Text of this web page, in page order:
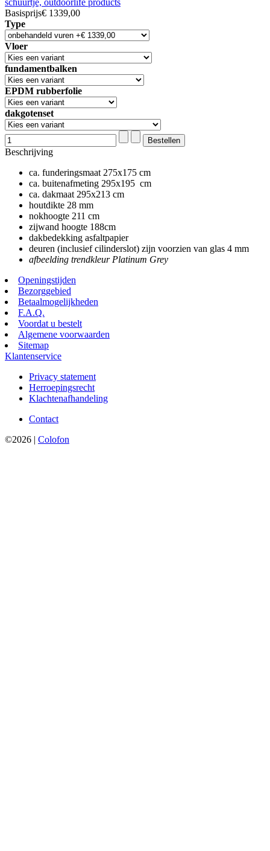
Basisprijs€ 1339,00
Type
Vloer
fundamentbalken
EPDM rubberfolie
dakgotenset
Beschrijving
ca. funderingsmaat 275x175 cm
ca. buitenafmeting 295x195 cm
ca. dakmaat 295x213 cm
houtdikte 28 mm
nokhoogte 211 cm
zijwand hoogte 188cm
dakbedekking asfaltpapier
deuren (inclusief cilinderslot) zijn voorzien van glas 4 mm
afbeelding trendkleur Platinum Grey
Openingstijden
Bezorggebied
Betaalmogelijkheden
F.A.Q.
Voordat u bestelt
Algemene voorwaarden
Sitemap
Klantenservice
Privacy statement
Herroepingsrecht
Klachtenafhandeling
Contact
©2026 | Colofon